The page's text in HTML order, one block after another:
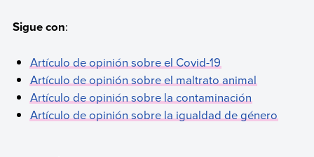
Sigue con:
Artículo de opinión sobre el Covid-19
Artículo de opinión sobre el maltrato animal
Artículo de opinión sobre la contaminación
Artículo de opinión sobre la igualdad de género